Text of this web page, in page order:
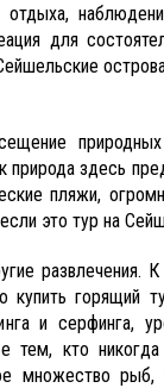
для
здесь
пляжи,
это тур на
развлечения.
купить
и серфинга,
тем, кто
множество